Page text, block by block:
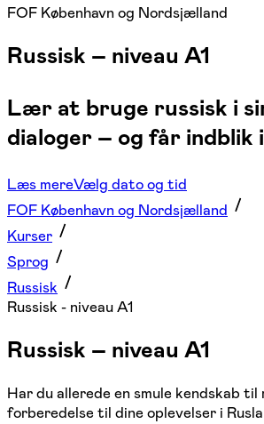
FOF København og Nordsjælland
Russisk – niveau A1
Lær at bruge russisk i
dialoger – og får
Læs mereVælg dato og tid
FOF København og Nordsjælland
Kurser
Sprog
Russisk
Russisk - niveau A1
Russisk – niveau A1
Har du allerede en smule kendskab
forberedelse til dine oplevelser i